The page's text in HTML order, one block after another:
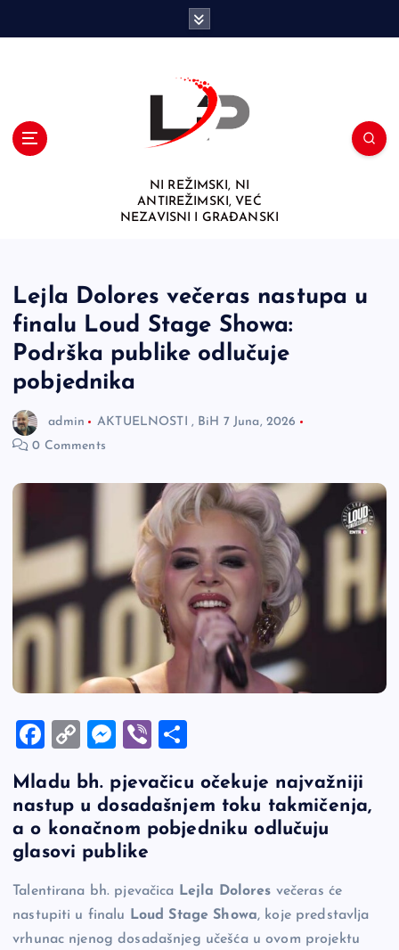
NI REŽIMSKI, NI
ANTIREŽIMSKI, VEĆ
NEZAVISNI I GRAĐANSKI
Lejla Dolores večeras nastupa u
finalu Loud Stage Showa:
Podrška publike odlučuje
pobjednika
admin AKTUELNOSTI , BiH 7 Juna, 2026
0 Comments
F
c
e
b
o
k
C
p
y
Li
n
k
M
se
n
g
Vi
er ar
e
Mladu bh. pjevačicu očekuje najvažniji
nastup u dosadašnjem toku takmičenja,
a o konačnom pobjedniku odlučuju
glasovi publike
Talentirana bh. pjevačica Lejla Dolores večeras će
nastupiti u finalu Loud Stage Showa, koje predstavlja
vrhunac njenog dosadašnjeg učešća u ovom projektu